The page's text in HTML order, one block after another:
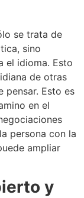
se trata de
sino
el idioma. Esto
de otras
pensar. Esto es
en el
persona con la
ampliar
y